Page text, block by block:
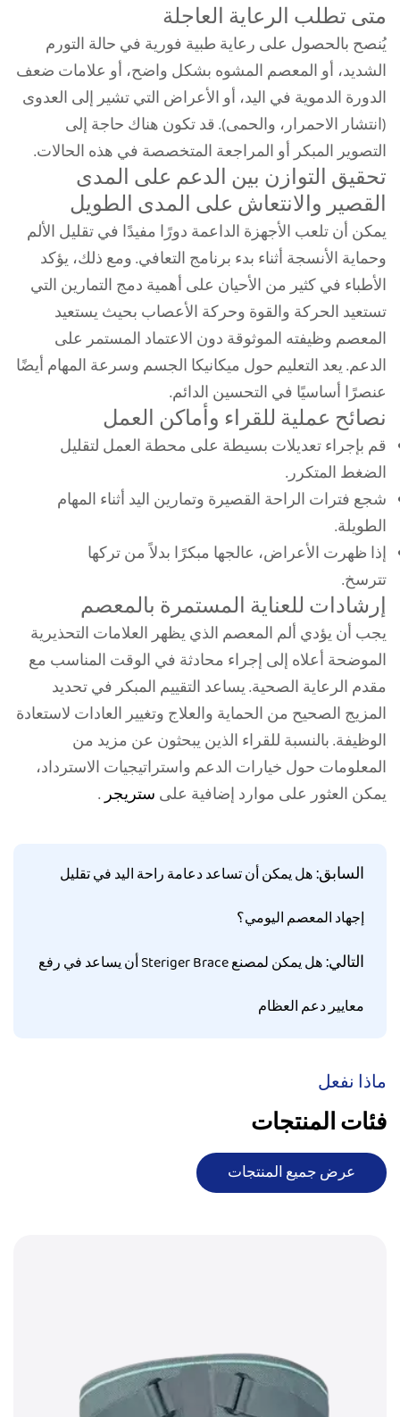
متى تطلب الرعاية العاجلة
يُنصح بالحصول على رعاية طبية فورية في حالة التورم
الشديد، أو المعصم المشوه بشكل واضح، أو علامات ضعف
الدورة الدموية في اليد، أو الأعراض التي تشير إلى العدوى
(انتشار الاحمرار، والحمى). قد تكون هناك حاجة إلى
التصوير المبكر أو المراجعة المتخصصة في هذه الحالات.
تحقيق التوازن بين الدعم على المدى
القصير والانتعاش على المدى الطويل
يمكن أن تلعب الأجهزة الداعمة دورًا مفيدًا في تقليل الألم
وحماية الأنسجة أثناء بدء برنامج التعافي. ومع ذلك، يؤكد
الأطباء في كثير من الأحيان على أهمية دمج التمارين التي
تستعيد الحركة والقوة وحركة الأعصاب بحيث يستعيد
المعصم وظيفته الموثوقة دون الاعتماد المستمر على
الدعم. يعد التعليم حول ميكانيكا الجسم وسرعة المهام أيضًا
عنصرًا أساسيًا في التحسين الدائم.
نصائح عملية للقراء وأماكن العمل
قم بإجراء تعديلات بسيطة على محطة العمل لتقليل
الضغط المتكرر.
شجع فترات الراحة القصيرة وتمارين اليد أثناء المهام
الطويلة.
إذا ظهرت الأعراض، عالجها مبكرًا بدلاً من تركها
تترسخ.
إرشادات للعناية المستمرة بالمعصم
يجب أن يؤدي ألم المعصم الذي يظهر العلامات التحذيرية
الموضحة أعلاه إلى إجراء محادثة في الوقت المناسب مع
مقدم الرعاية الصحية. يساعد التقييم المبكر في تحديد
المزيج الصحيح من الحماية والعلاج وتغيير العادات لاستعادة
الوظيفة. بالنسبة للقراء الذين يبحثون عن مزيد من
المعلومات حول خيارات الدعم واستراتيجيات الاسترداد،
يمكن العثور على موارد إضافية على ستريجر.
السابق:هل يمكن أن تساعد دعامة راحة اليد في تقليل
إجهاد المعصم اليومي؟
التالي:
هل يمكن لمصنع Steriger Brace أن يساعد في رفع
معايير دعم العظام
ماذا نفعل
فئات المنتجات
عرض جميع المنتجات